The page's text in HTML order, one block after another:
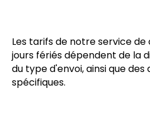
Les tarifs de notre service
jours fériés dépendent de la
du type d'envoi, ainsi que
spécifiques.